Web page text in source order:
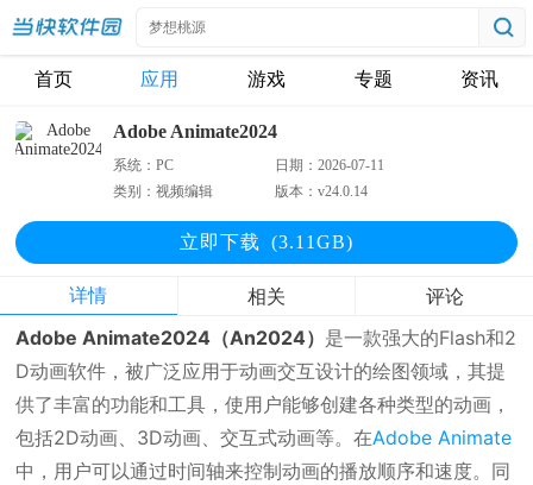
首页 应用 游戏 专题 资讯
Adobe Animate2024
系统：PC 日期：2026-07-11
类别：视频编辑 版本：v24.0.14
立即下载 (3.11GB)
详情 相关 评论
Adobe Animate2024（An2024） 是一款强大的Flash和2
D动画软件，被广泛应用于动画交互设计的绘图领域，其提
供了丰富的功能和工具，使用户能够创建各种类型的动画，
包括2D动画、3D动画、交互式动画等。在Adobe Animate
中，用户可以通过时间轴来控制动画的播放顺序和速度。同